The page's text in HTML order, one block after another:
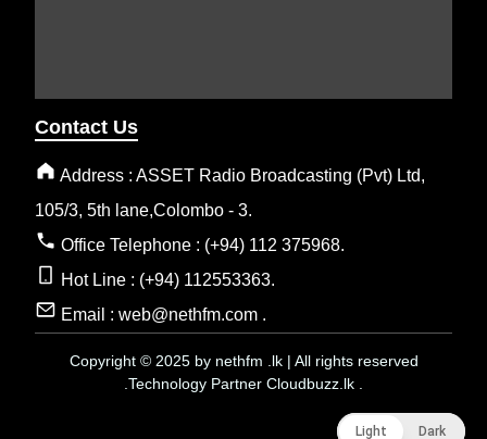
Contact Us
Address : ASSET Radio Broadcasting (Pvt) Ltd,
105/3, 5th lane,Colombo - 3.
Office Telephone : (+94) 112 375968.
Hot Line : (+94) 112553363.
Email : web@nethfm.com .
Copyright © 2025 by nethfm .lk | All rights reserved
.Technology Partner Cloudbuzz.lk .
Light Dark
Light Dark